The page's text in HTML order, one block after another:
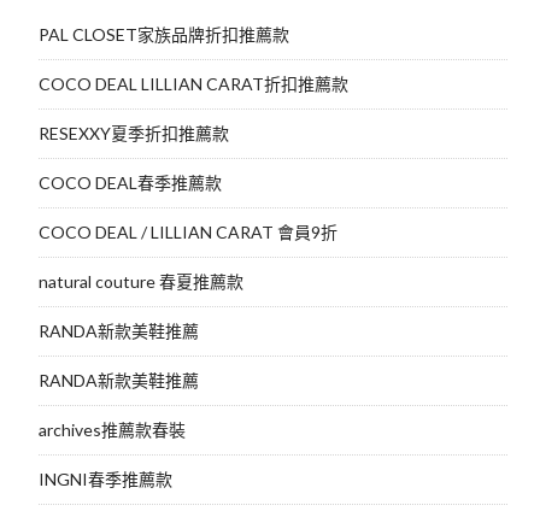
PAL CLOSET家族品牌折扣推薦款
COCO DEAL LILLIAN CARAT折扣推薦款
RESEXXY夏季折扣推薦款
COCO DEAL春季推薦款
COCO DEAL / LILLIAN CARAT 會員9折
natural couture 春夏推薦款
RANDA新款美鞋推薦
RANDA新款美鞋推薦
archives推薦款春裝
INGNI春季推薦款